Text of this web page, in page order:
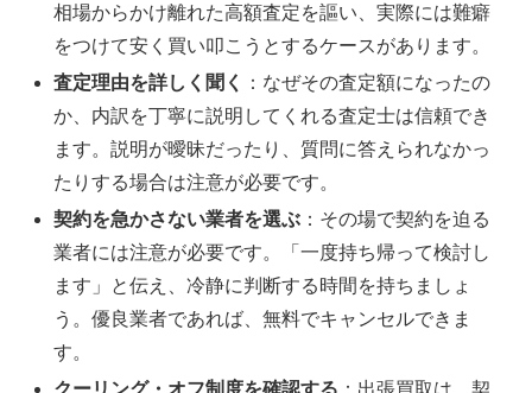
相場からかけ離れた高額査定を謳い、実際には難癖
をつけて安く買い叩こうとするケースがあります。
査定理由を詳しく聞く
：なぜその査定額になったの
か、内訳を丁寧に説明してくれる査定士は信頼でき
ます。説明が曖昧だったり、質問に答えられなかっ
たりする場合は注意が必要です。
契約を急かさない業者を選ぶ ：その場で契約を迫る
業者には注意が必要です。「一度持ち帰って検討し
ます」と伝え、冷静に判断する時間を持ちましょ
う。優良業者であれば、無料でキャンセルできま
す。